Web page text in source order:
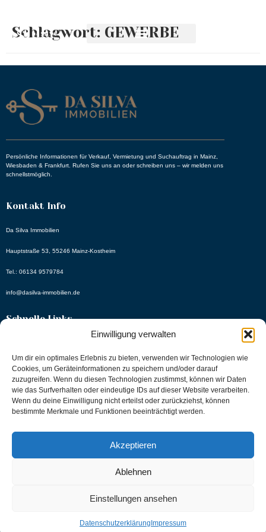
Einwilligung verwalten
Um dir ein optimales Erlebnis zu bieten, verwenden wir Technologien wie
Cookies, um Geräteinformationen zu speichern und/oder darauf
zuzugreifen. Wenn du diesen Technologien zustimmst, können wir Daten
wie das Surfverhalten oder eindeutige IDs auf dieser Website verarbeiten.
Wenn du deine Einwilligung nicht erteilst oder zurückziehst, können
bestimmte Merkmale und Funktionen beeinträchtigt werden.
Akzeptieren
Ablehnen
Einstellungen ansehen
Datenschutzerklärung Impressum
Schlagwort: GEWERBE
Persönliche Informationen für Verkauf, Vermietung und Suchauftrag in Mainz,
Wiesbaden & Frankfurt. Rufen Sie uns an oder schreiben uns – wir melden uns
schnellstmöglich.
Kontakt Info
Da Silva Immobilien
Hauptstraße 53, 55246 Mainz-Kostheim
Tel.: 06134 9579784
info@dasilva-immobilien.de
Schnelle Links
Referenzen
Rechtliche Links
Datenschutzerklärung
Impressum
Designed by Alexander Proz